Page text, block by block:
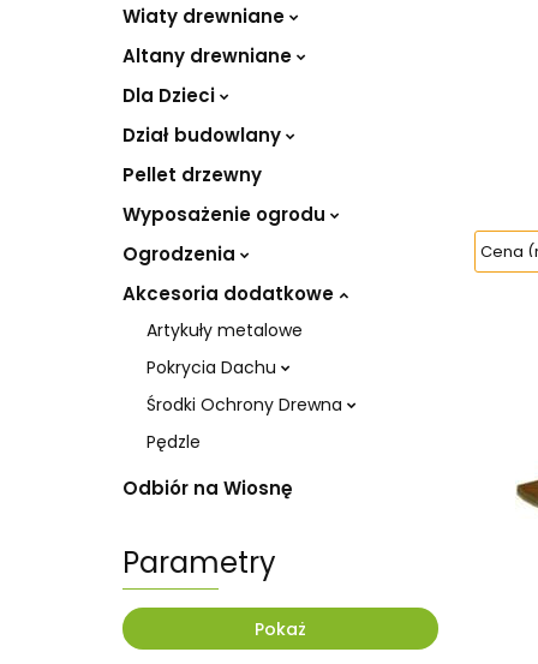
Wiaty drewniane
Altany drewniane
Dla Dzieci
Dział budowlany
Pellet drzewny
Wyposażenie ogrodu
Ogrodzenia
Akcesoria dodatkowe
Artykuły metalowe
Pokrycia Dachu
Środki Ochrony Drewna
Pędzle
Odbiór na Wiosnę
Parametry
Pokaż